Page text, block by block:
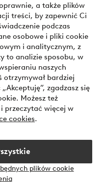
a także plików
treści, by zapewnić Ci
podczas
osobowe i pliki cookie
i analitycznym, z
to analizie sposobu, w
naszych
otrzymywał bardziej
zgadzasz się
Możesz też
przeczytać więcej w
cookies.
plików cookie
teraz lub podziel się
naszych opcjach płatności